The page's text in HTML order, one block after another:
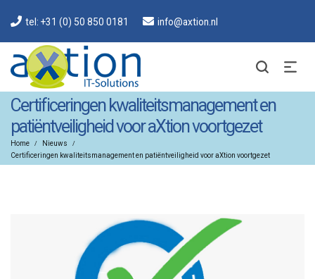
tel: +31 (0) 50 850 0181 info@axtion.nl
Certificeringen kwaliteitsmanagement en
patiëntveiligheid voor aXtion voortgezet
Home / Nieuws /
Certificeringen kwaliteitsmanagement en patiëntveiligheid voor aXtion voortgezet